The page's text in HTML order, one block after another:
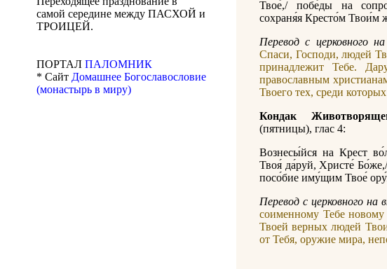
самой середине между ПАСХОЙ и
ТРОИЦЕЙ.
ПОРТАЛ ПАЛОМНИК
* Сайт Домашнее Богославословие
(монастырь в миру)
Твое́,/ побе́ды на
сохраня́я Кресто́м Твои́м
Перевод с церковного
Спаси, Господи, людей
принадлежит Тебе.
православным
Твоего тех, среди
Кондак
(пятницы), глас 4:
Вознесы́йся на Крест
Твоя́ да́руй, Христе́
посо́бие иму́щим Твое́
Перевод с церковного на
соименному Тебе
Твоей верных людей
от Тебя, оружие мира,